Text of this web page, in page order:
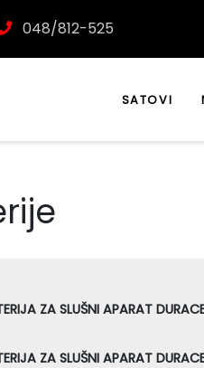
048/812-525
SATOVI
ZA SLUŠNI APARAT
ZA SLUŠNI APARAT